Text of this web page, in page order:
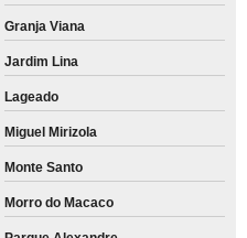
Granja Viana
Jardim Lina
Lageado
Miguel Mirizola
Monte Santo
Morro do Macaco